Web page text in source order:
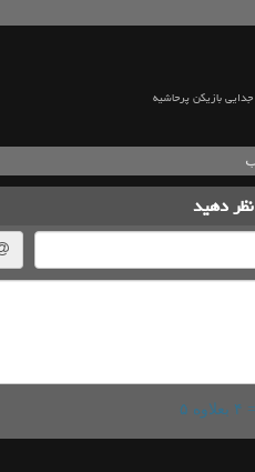
بازیکن پرحاشیه
نظر دهید
= ۴ بعلاوه ۵